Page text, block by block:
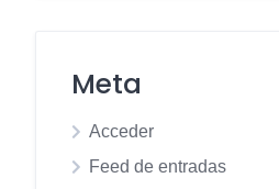
Meta
Acceder
Feed de entradas